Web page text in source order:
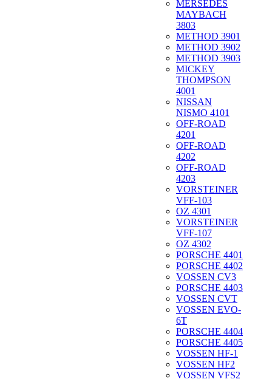
MERSEDES
MAYBACH
3803
METHOD 3901
METHOD 3902
METHOD 3903
MICKEY
THOMPSON
4001
NISSAN
NISMO 4101
OFF-ROAD
4201
OFF-ROAD
4202
OFF-ROAD
4203
VORSTEINER
VFF-103
OZ 4301
VORSTEINER
VFF-107
OZ 4302
PORSCHE 4401
PORSCHE 4402
VOSSEN CV3
PORSCHE 4403
VOSSEN CVT
VOSSEN EVO-
6T
PORSCHE 4404
PORSCHE 4405
VOSSEN HF-1
VOSSEN HF2
VOSSEN VFS2